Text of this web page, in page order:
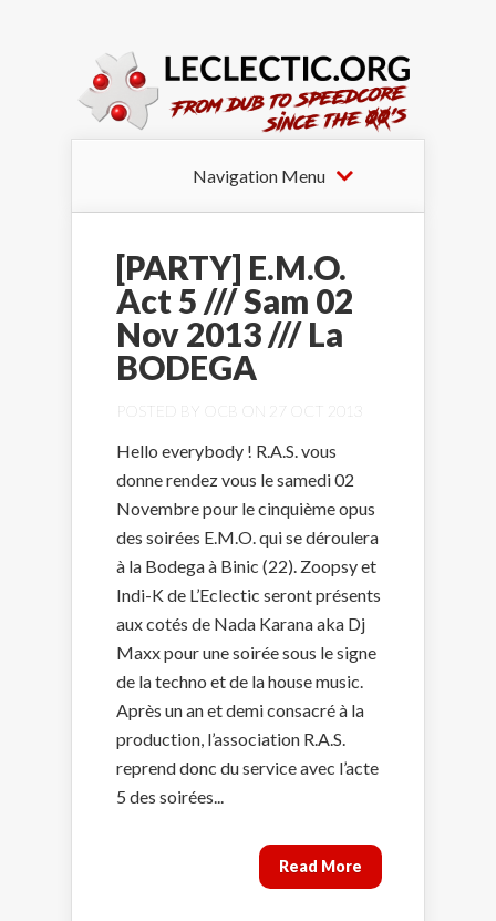
Navigation Menu
[PARTY] E.M.O.
Act 5 /// Sam 02
Nov 2013 /// La
BODEGA
POSTED BY OCB ON 27 OCT 2013
Hello everybody ! R.A.S. vous
donne rendez vous le samedi 02
Novembre pour le cinquième opus
des soirées E.M.O. qui se déroulera
à la Bodega à Binic (22). Zoopsy et
Indi-K de L’Eclectic seront présents
aux cotés de Nada Karana aka Dj
Maxx pour une soirée sous le signe
de la techno et de la house music.
Après un an et demi consacré à la
production, l’association R.A.S.
reprend donc du service avec l’acte
5 des soirées...
Read More